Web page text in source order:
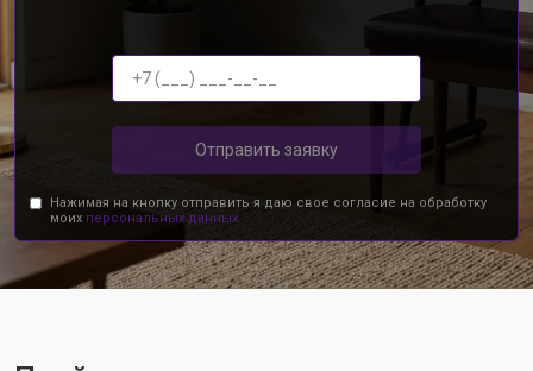
Отправить заявку
Нажимая на кнопку отправить я даю свое согласие на обработку
моих персональных данных.